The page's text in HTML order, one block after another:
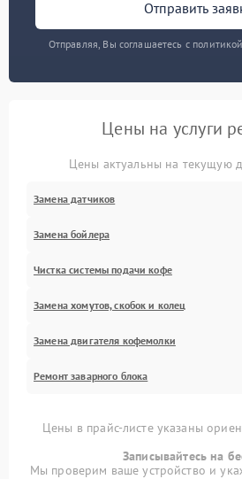
Отправить
Отправляя, Вы соглашаетесь с
Цены на услуги
Цены актуальны на текущую
Замена датчиков
Замена бойлера
Чистка системы подачи кофе
Замена хомутов, скобок и колец
Замена двигателя кофемолки
Ремонт заварного блока
Цены в прайс-листе указаны
Записывайтесь на
Мы проверим ваше устройство и